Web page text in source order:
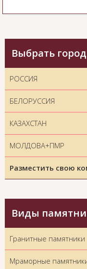
Выбрать город
РОССИЯ
БЕЛОРУССИЯ
КАЗАХСТАН
МОЛДОВА+ПМР
Разместить свою
Виды
Гранитные памятники
Мраморные